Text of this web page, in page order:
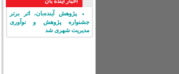
پژوهش آینده‌بان، اثر برتر
جشنواره پژوهش و نوآوری
مدیریت شهری شد